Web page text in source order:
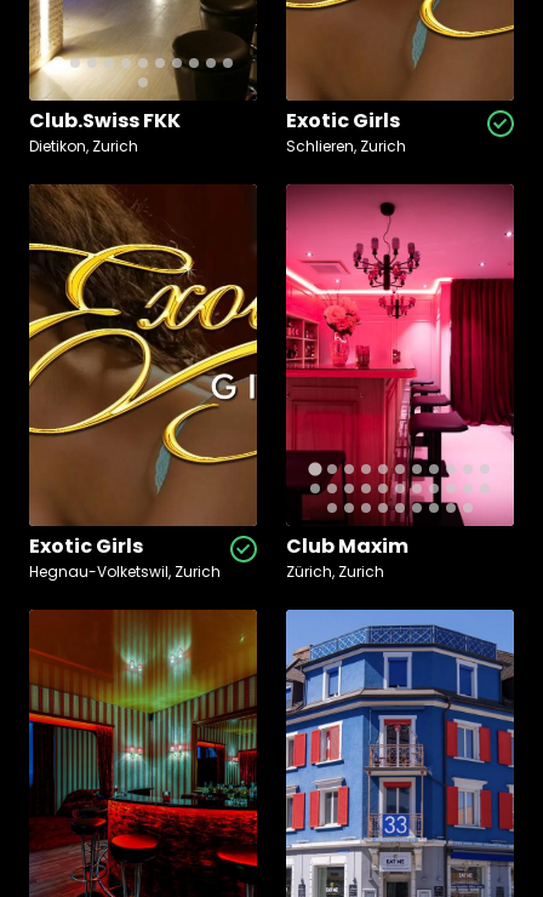
Club.Swiss FKK
Dietikon, Zurich
Exotic Girls
Schlieren, Zurich
Exotic Girls
Hegnau-Volketswil, Zurich
Club Maxim
Zürich, Zurich